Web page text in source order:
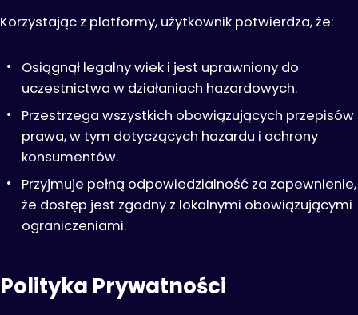
Korzystając z platformy, użytkownik potwierdza, że:
Osiągnął legalny wiek i jest uprawniony do
uczestnictwa w działaniach hazardowych.
Przestrzega wszystkich obowiązujących przepisów
prawa, w tym dotyczących hazardu i ochrony
konsumentów.
Przyjmuje pełną odpowiedzialność za zapewnienie,
że dostęp jest zgodny z lokalnymi obowiązującymi
ograniczeniami.
Polityka Prywatności